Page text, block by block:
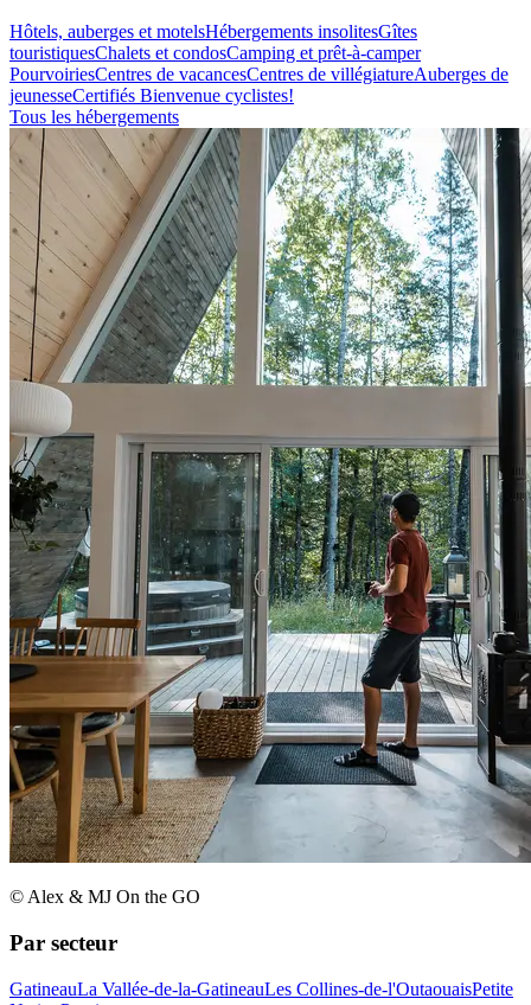
Hôtels, auberges et motelsHébergements insolitesGîtes
touristiquesChalets et condosCamping et prêt-à-camper
PourvoiriesCentres de vacancesCentres de villégiatureAuberges de
jeunesseCertifiés Bienvenue cyclistes!
Tous les hébergements
© Alex & MJ On the GO
Par secteur
GatineauLa Vallée-de-la-GatineauLes Collines-de-l'OutaouaisPetite